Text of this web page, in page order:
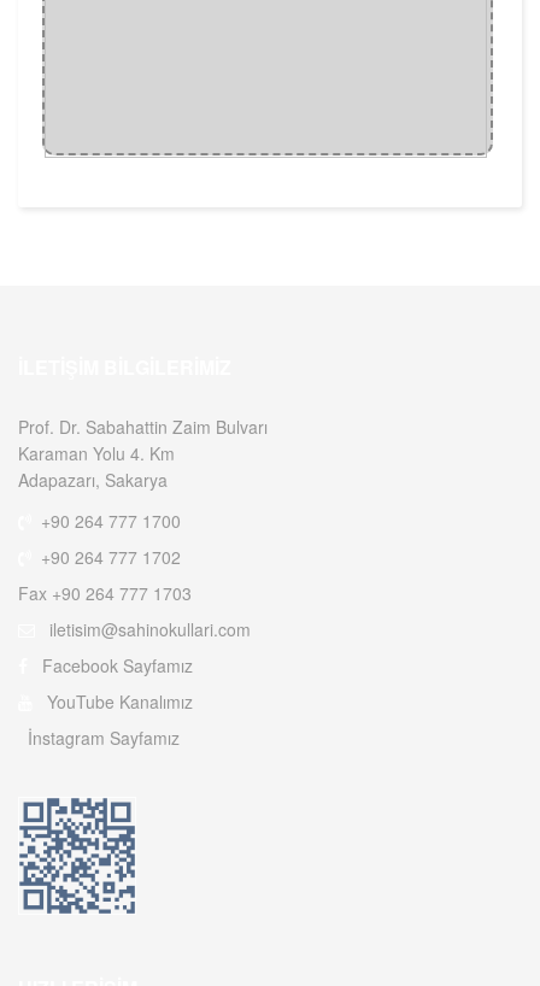
Prof. Dr. Sabahattin Zaim Bulvarı
Karaman Yolu 4. Km
Adapazarı, Sakarya
+90 264 777 1700
+90 264 777 1702
Fax +90 264 777 1703
iletisim@sahinokullari.com
Facebook Sayfamız
YouTube Kanalımız
İnstagram Sayfamız